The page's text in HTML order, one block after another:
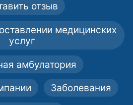
отзыв
медицинских
услуг
амбулатория
Заболевания